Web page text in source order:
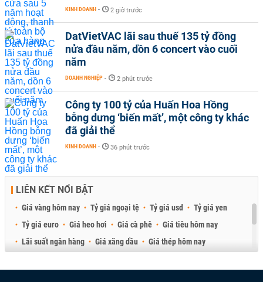
KINH DOANH - 2 giờ trước
DatVietVAC lãi sau thuế 135 tỷ đồng
nửa đầu năm, dồn 6 concert vào cuối
năm
DOANH NGHIỆP - 2 phút trước
Công ty 100 tỷ của Huấn Hoa Hồng
bỗng dưng ‘biến mất’, một công ty khác
đã giải thể
KINH DOANH - 36 phút trước
LIÊN KẾT NỔI BẬT
Giá vàng hôm nay Tỷ giá ngoại tệ Tỷ giá usd
Tỷ giá yen
Tỷ giá euro
Giá heo hơi Giá cà phê
Giá tiêu hôm nay
Lãi suất ngân hàng
Giá xăng dầu
Giá thép hôm nay